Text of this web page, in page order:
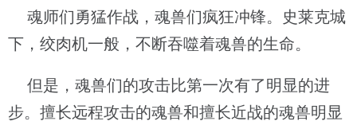
魂师们勇猛作战，魂兽们疯狂冲锋。史莱克城
下，绞肉机一般，不断吞噬着魂兽的生命。
但是，魂兽们的攻击比第一次有了明显的进
步。擅长远程攻击的魂兽和擅长近战的魂兽明显